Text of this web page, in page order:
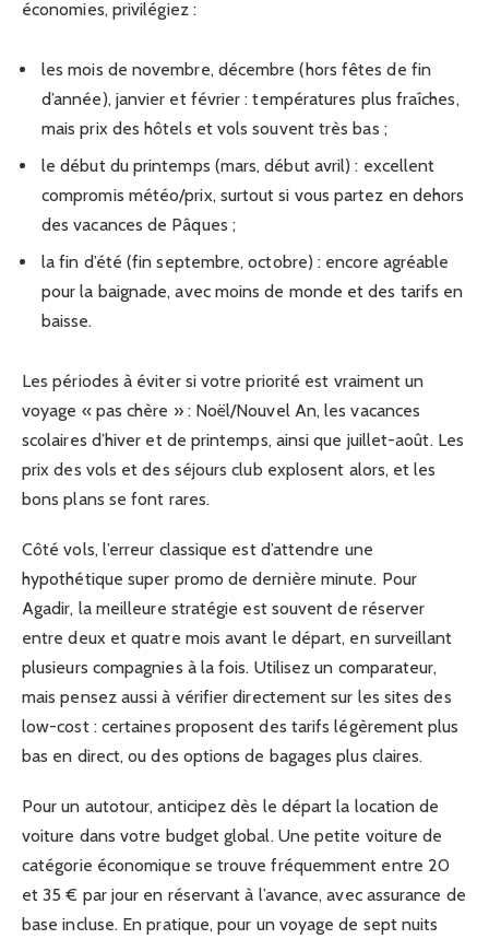
économies, privilégiez :
les mois de novembre, décembre (hors fêtes de fin
d’année), janvier et février : températures plus fraîches,
mais prix des hôtels et vols souvent très bas ;
le début du printemps (mars, début avril) : excellent
compromis météo/prix, surtout si vous partez en dehors
des vacances de Pâques ;
la fin d’été (fin septembre, octobre) : encore agréable
pour la baignade, avec moins de monde et des tarifs en
baisse.
Les périodes à éviter si votre priorité est vraiment un
voyage « pas chère » : Noël/Nouvel An, les vacances
scolaires d’hiver et de printemps, ainsi que juillet-août. Les
prix des vols et des séjours club explosent alors, et les
bons plans se font rares.
Côté vols, l’erreur classique est d’attendre une
hypothétique super promo de dernière minute. Pour
Agadir, la meilleure stratégie est souvent de réserver
entre deux et quatre mois avant le départ, en surveillant
plusieurs compagnies à la fois. Utilisez un comparateur,
mais pensez aussi à vérifier directement sur les sites des
low-cost : certaines proposent des tarifs légèrement plus
bas en direct, ou des options de bagages plus claires.
Pour un autotour, anticipez dès le départ la location de
voiture dans votre budget global. Une petite voiture de
catégorie économique se trouve fréquemment entre 20
et 35 € par jour en réservant à l’avance, avec assurance de
base incluse. En pratique, pour un voyage de sept nuits